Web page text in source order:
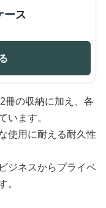
ース
冊の収納に加え、各
ます。
使用に耐える耐久性
ジネスからプライベ